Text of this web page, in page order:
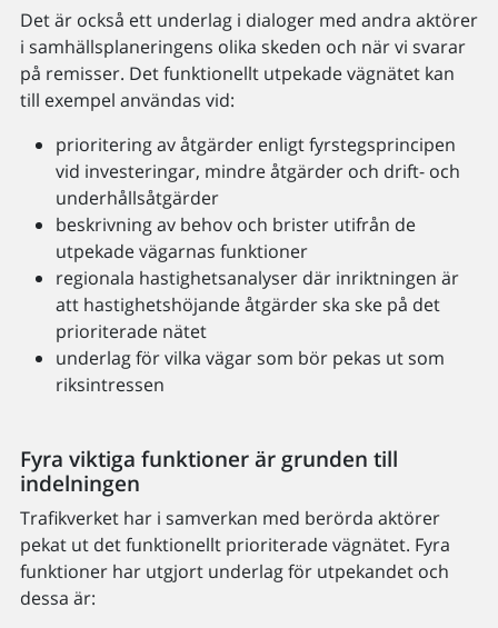
Det är också ett underlag i dialoger med andra aktörer
i samhällsplaneringens olika skeden och när vi svarar
på remisser. Det funktionellt utpekade vägnätet kan
till exempel användas vid:
prioritering av åtgärder enligt fyrstegsprincipen
vid investeringar, mindre åtgärder och drift- och
underhållsåtgärder
beskrivning av behov och brister utifrån de
utpekade vägarnas funktioner
regionala hastighetsanalyser där inriktningen är
att hastighetshöjande åtgärder ska ske på det
prioriterade nätet
underlag för vilka vägar som bör pekas ut som
riksintressen
Fyra viktiga funktioner är grunden till
indelningen
Trafikverket har i samverkan med berörda aktörer
pekat ut det funktionellt prioriterade vägnätet. Fyra
funktioner har utgjort underlag för utpekandet och
dessa är: